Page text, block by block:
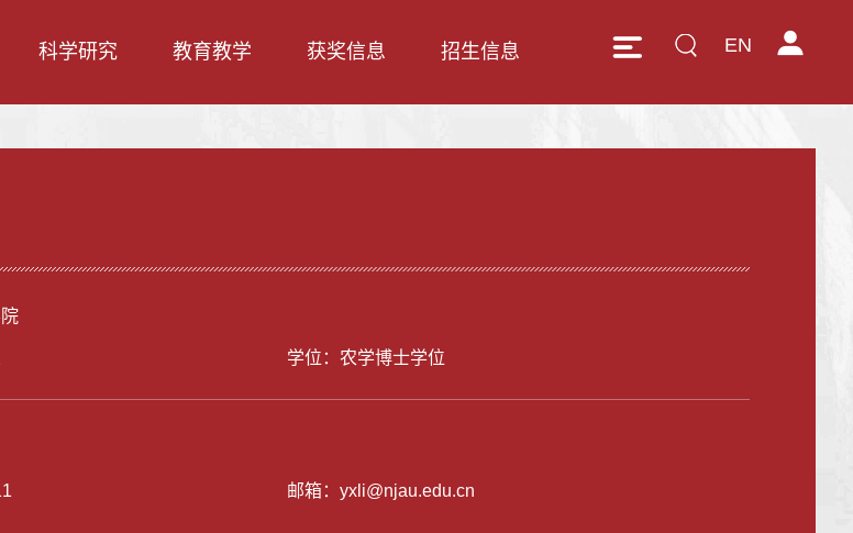
EN
科学研究 教育教学 获奖信息 招生信息
学位：农学博士学位
邮箱：yxli@njau.edu.cn